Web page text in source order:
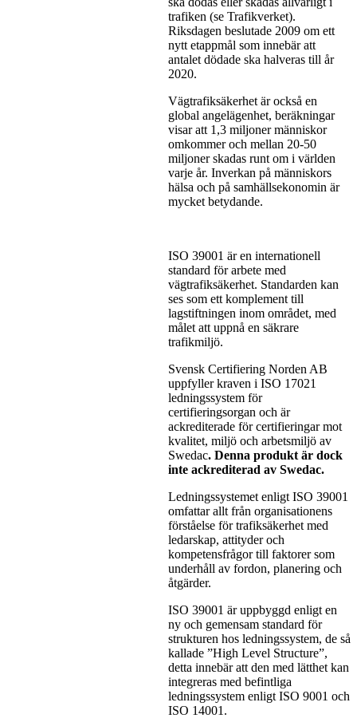
trafiken (se Trafikverket).
Riksdagen beslutade 2009 om ett
nytt etappmål som innebär att
antalet dödade ska halveras till år
2020.
Vägtrafiksäkerhet är också en
global angelägenhet, beräkningar
visar att 1,3 miljoner människor
omkommer och mellan 20-50
miljoner skadas runt om i världen
varje år. Inverkan på människors
hälsa och på samhällsekonomin är
mycket betydande.
ISO 39001 är en internationell
standard för arbete med
vägtrafiksäkerhet. Standarden kan
ses som ett komplement till
lagstiftningen inom området, med
målet att uppnå en säkrare
trafikmiljö.
Svensk Certifiering Norden AB
uppfyller kraven i ISO 17021
ledningssystem för
certifieringsorgan och är
ackrediterade för certifieringar mot
kvalitet, miljö och arbetsmiljö av
Swedac. Denna produkt är dock
inte ackrediterad av Swedac.
Ledningssystemet enligt ISO 39001
omfattar allt från organisationens
förståelse för trafiksäkerhet med
ledarskap, attityder och
kompetensfrågor till faktorer som
underhåll av fordon, planering och
åtgärder.
ISO 39001 är uppbyggd enligt en
ny och gemensam standard för
strukturen hos ledningssystem, de så
kallade ”High Level Structure”,
detta innebär att den med lätthet kan
integreras med befintliga
ledningssystem enligt ISO 9001 och
ISO 14001.